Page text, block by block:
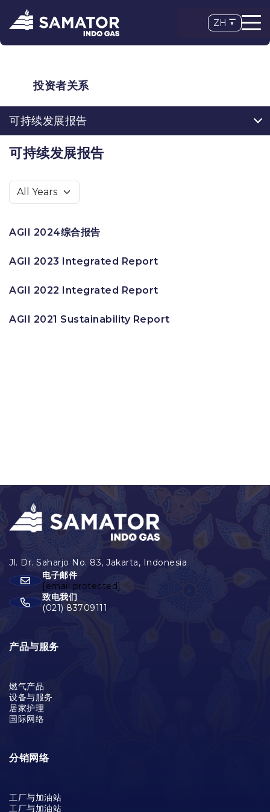
ZH
投资者关系
可持续发展报告
可持续发展报告
AGII 2024综合报告
AGII 2023 Integrated Report
AGII 2022 Integrated Report
AGII 2021 Sustainability Report
电子邮件
[email protected]
致电我们
(021) 83709111
产品与服务
燃气产品
设备与服务
居家护理
国际网络
分销网络
工厂与加油站
工厂与加油站